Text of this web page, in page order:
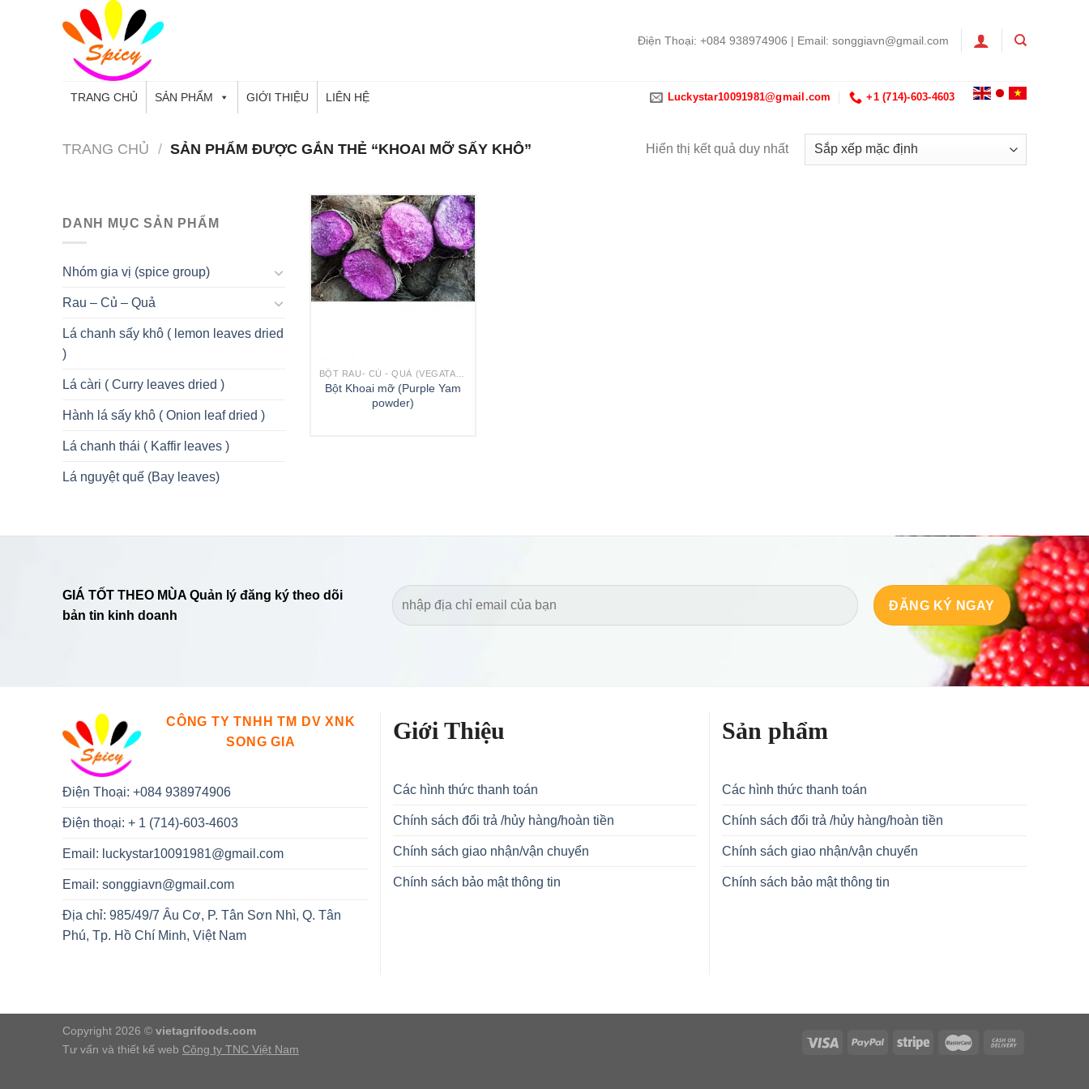
Điện Thoại: +084 938974906 | Email:songgiavn@gmail.com
TRANG CHỦ SẢN PHẨM GIỚI THIỆU LIÊN HỆ Luckystar10091981@gmail.com +1 (714)-603-4603
TRANG CHỦ / SẢN PHẨM ĐƯỢC GẮN THẺ “KHOAI MỠ SẤY KHÔ” Hiển thị kết quả duy nhất
DANH MỤC SẢN PHẨM
Nhóm gia vị (spice group)
Rau – Củ – Quả
Lá chanh sấy khô ( lemon leaves dried
)
Lá càri ( Curry leaves dried )
Hành lá sấy khô ( Onion leaf dried )
Lá chanh thái ( Kaffir leaves )
Lá nguyệt quế (Bay leaves)
Bột Khoai mỡ (Purple Yam
powder)
GIÁ TỐT THEO MÙA Quản lý đăng ký theo dõi
bản tin kinh doanh
CÔNG TY TNHH TM DV XNK
SONG GIA
Điện Thoại: +084 938974906
Điện thoại: + 1 (714)-603-4603
Email: luckystar10091981@gmail.com
Email: songgiavn@gmail.com
Địa chỉ: 985/49/7 Âu Cơ, P. Tân Sơn Nhì, Q. Tân
Phú, Tp. Hồ Chí Minh, Việt Nam
Giới Thiệu
Các hình thức thanh toán
Chính sách đổi trả /hủy hàng/hoàn tiền
Chính sách giao nhận/vận chuyển
Chính sách bảo mật thông tin
Sản phẩm
Các hình thức thanh toán
Chính sách đổi trả /hủy hàng/hoàn tiền
Chính sách giao nhận/vận chuyển
Chính sách bảo mật thông tin
Copyright 2026 © vietagrifoods.com
Tư vấn và thiết kế web Công ty TNC Việt Nam